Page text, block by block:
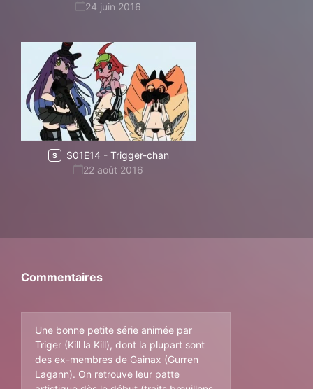
24 juin 2016
S S01E14- Trigger-chan
22 août 2016
Commentaires
Une bonne petite série animée par
Triger (Kill la Kill), dont la plupart sont
des ex-membres de Gainax (Gurren
Lagann). On retrouve leur patte